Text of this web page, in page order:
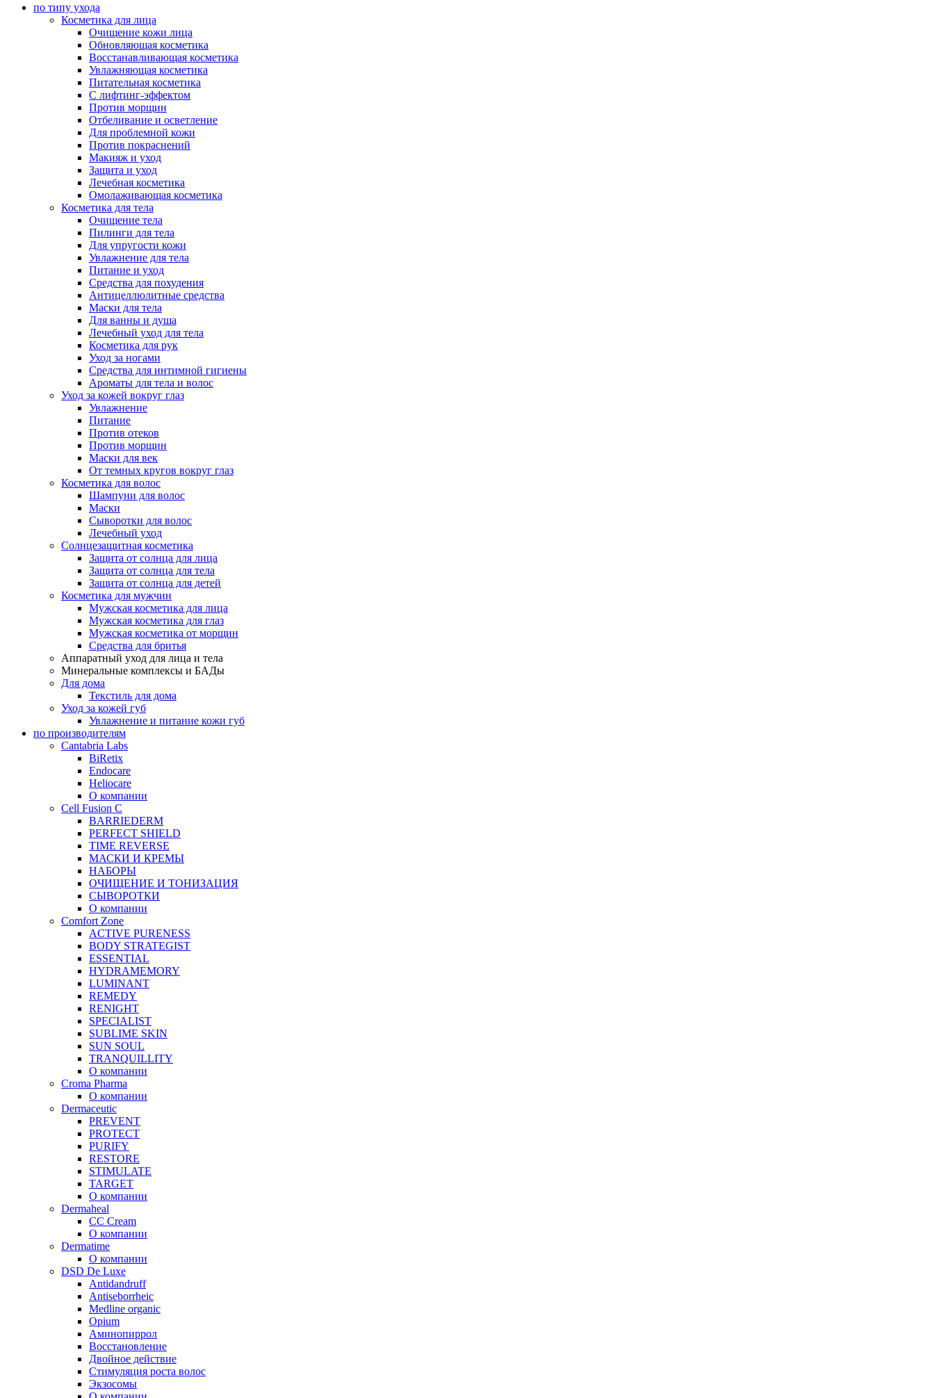
по типу ухода
Косметика для лица
Очищение кожи лица
Обновляющая косметика
Восстанавливающая косметика
Увлажняющая косметика
Питательная косметика
С лифтинг-эффектом
Против морщин
Отбеливание и осветление
Для проблемной кожи
Против покраснений
Макияж и уход
Защита и уход
Лечебная косметика
Омолаживающая косметика
Косметика для тела
Очищение тела
Пилинги для тела
Для упругости кожи
Увлажнение для тела
Питание и уход
Средства для похудения
Антицеллюлитные средства
Маски для тела
Для ванны и душа
Лечебный уход для тела
Косметика для рук
Уход за ногами
Средства для интимной гигиены
Ароматы для тела и волос
Уход за кожей вокруг глаз
Увлажнение
Питание
Против отеков
Против морщин
Маски для век
От темных кругов вокруг глаз
Косметика для волос
Шампуни для волос
Маски
Сыворотки для волос
Лечебный уход
Солнцезащитная косметика
Защита от солнца для лица
Защита от солнца для тела
Защита от солнца для детей
Косметика для мужчин
Мужская косметика для лица
Мужская косметика для глаз
Мужская косметика от морщин
Средства для бритья
Аппаратный уход для лица и тела
Минеральные комплексы и БАДы
Для дома
Текстиль для дома
Уход за кожей губ
Увлажнение и питание кожи губ
по производителям
Cantabria Labs
BiRetix
Endocare
Heliocare
О компании
Cell Fusion C
BARRIEDERM
PERFECT SHIELD
TIME REVERSE
МАСКИ И КРЕМЫ
НАБОРЫ
ОЧИЩЕНИЕ И ТОНИЗАЦИЯ
СЫВОРОТКИ
О компании
Comfort Zone
ACTIVE PURENESS
BODY STRATEGIST
ESSENTIAL
HYDRAMEMORY
LUMINANT
REMEDY
RENIGHT
SPECIALIST
SUBLIME SKIN
SUN SOUL
TRANQUILLITY
О компании
Croma Pharma
О компании
Dermaceutic
PREVENT
PROTECT
PURIFY
RESTORE
STIMULATE
TARGET
О компании
Dermaheal
CC Cream
О компании
Dermatime
О компании
DSD De Luxe
Antidandruff
Antiseborrheic
Medline organic
Opium
Аминопиррол
Восстановление
Двойное действие
Стимуляция роста волос
Экзосомы